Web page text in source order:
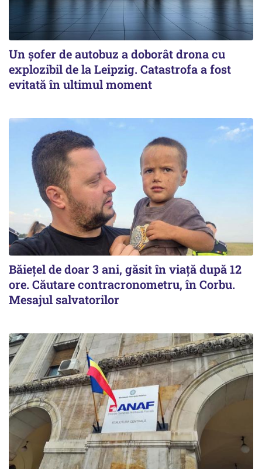
Un șofer de autobuz a doborât drona cu
explozibil de la Leipzig. Catastrofa a fost
evitată în ultimul moment
Băiețel de doar 3 ani, găsit în viață după 12
ore. Căutare contracronometru, în Corbu.
Mesajul salvatorilor